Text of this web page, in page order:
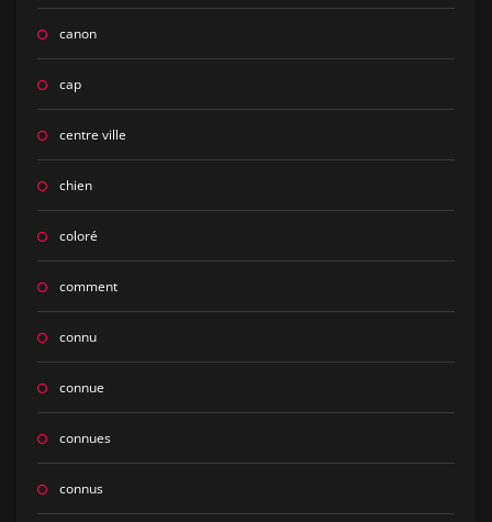
canon
cap
centre ville
chien
coloré
comment
connu
connue
connues
connus